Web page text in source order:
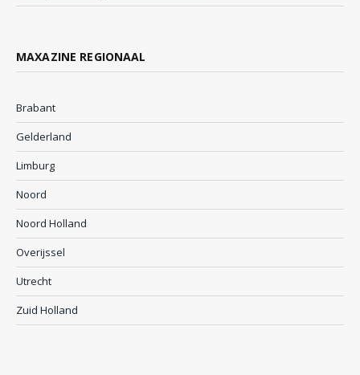
MAXAZINE REGIONAAL
Brabant
Gelderland
Limburg
Noord
Noord Holland
Overijssel
Utrecht
Zuid Holland